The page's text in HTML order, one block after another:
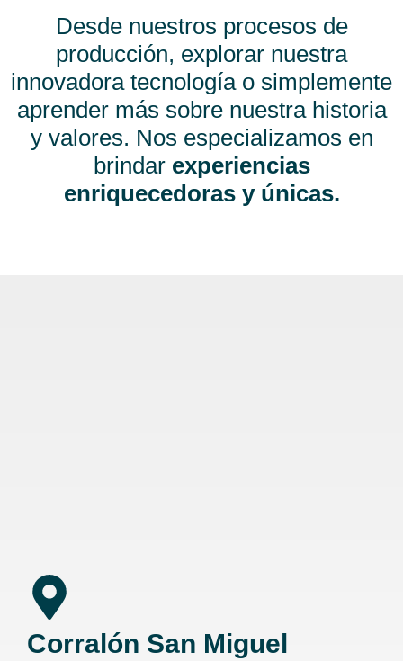
Desde nuestros procesos de
producción, explorar nuestra
innovadora tecnología o simplemente
aprender más sobre nuestra historia
y valores. Nos especializamos en
brindar experiencias
enriquecedoras y únicas.
Corralón San Miguel